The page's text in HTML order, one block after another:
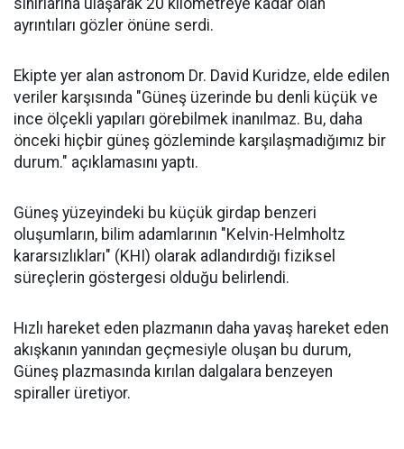
sınırlarına ulaşarak 20 kilometreye kadar olan
ayrıntıları gözler önüne serdi.
Ekipte yer alan astronom Dr. David Kuridze, elde edilen
veriler karşısında "Güneş üzerinde bu denli küçük ve
ince ölçekli yapıları görebilmek inanılmaz. Bu, daha
önceki hiçbir güneş gözleminde karşılaşmadığımız bir
durum." açıklamasını yaptı.
Güneş yüzeyindeki bu küçük girdap benzeri
oluşumların, bilim adamlarının "Kelvin-Helmholtz
kararsızlıkları" (KHI) olarak adlandırdığı fiziksel
süreçlerin göstergesi olduğu belirlendi.
Hızlı hareket eden plazmanın daha yavaş hareket eden
akışkanın yanından geçmesiyle oluşan bu durum,
Güneş plazmasında kırılan dalgalara benzeyen
spiraller üretiyor.